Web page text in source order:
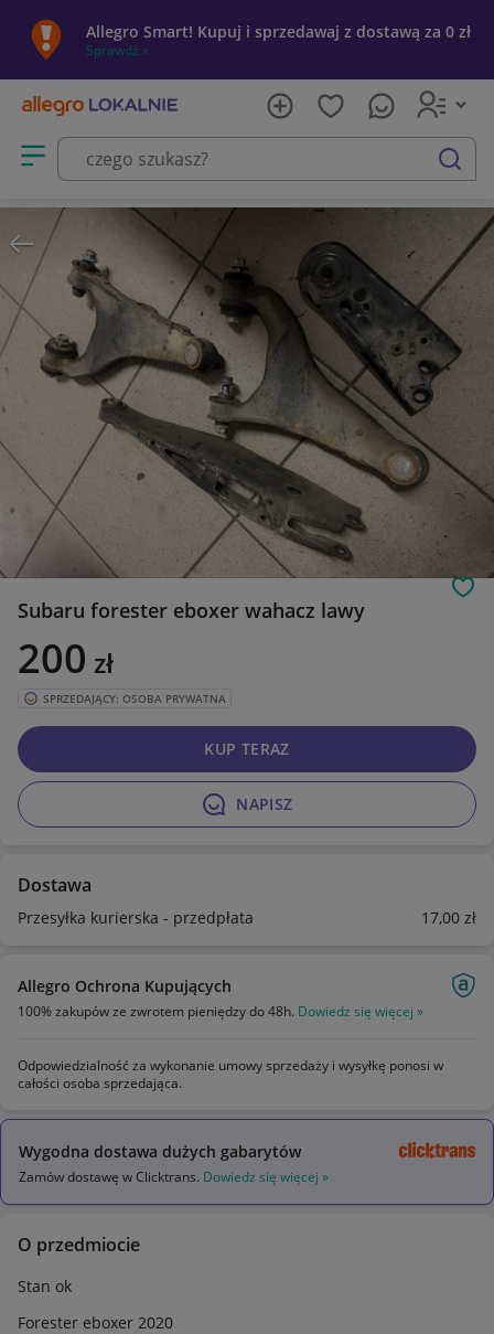
Allegro Smart! Kupuj i sprzedawaj z dostawą za 0 zł
Sprawdź »
Otwórz menu z kategoriami
szukaj
Subaru forester eboxer wahacz lawy
200 zł
SPRZEDAJĄCY: OSOBA PRYWATNA
NAPISZ
KUP TERAZ
Dostawa
Przesyłka kurierska - przedpłata 17,00 zł
Allegro Ochrona Kupujących
100% zakupów ze zwrotem pieniędzy do 48h. Dowiedz się więcej »
Odpowiedzialność za wykonanie umowy sprzedaży i wysyłkę ponosi w
całości osoba sprzedająca.
Wygodna dostawa dużych gabarytów
Zamów dostawę w Clicktrans. Dowiedz się więcej »
O przedmiocie
Stan ok
Forester eboxer 2020